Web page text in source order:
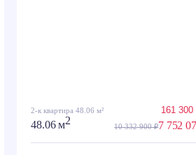
2-к квартира 48.06 м²
48.06 м2
161
10 332 900 ₽7 752